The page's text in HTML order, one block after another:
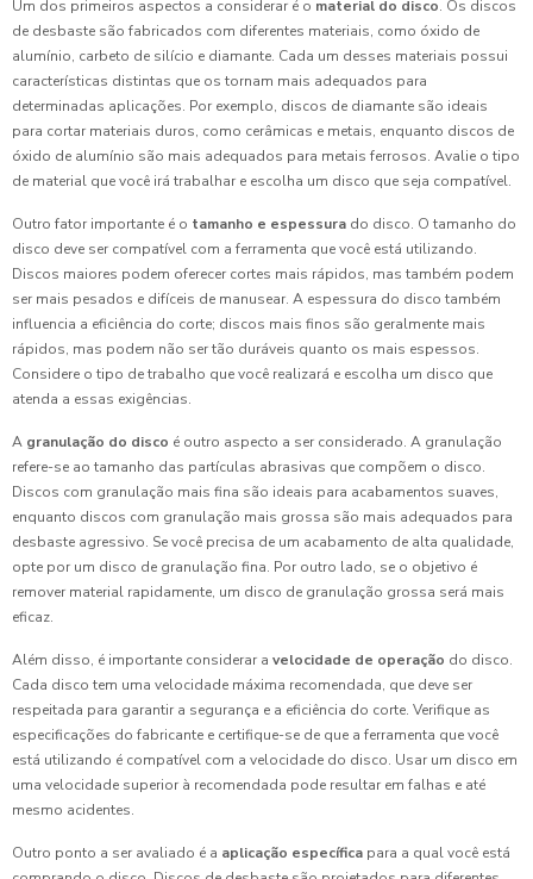
Um dos primeiros aspectos a considerar é o material do disco. Os discos
de desbaste são fabricados com diferentes materiais, como óxido de
alumínio, carbeto de silício e diamante. Cada um desses materiais possui
características distintas que os tornam mais adequados para
determinadas aplicações. Por exemplo, discos de diamante são ideais
para cortar materiais duros, como cerâmicas e metais, enquanto discos de
óxido de alumínio são mais adequados para metais ferrosos. Avalie o tipo
de material que você irá trabalhar e escolha um disco que seja compatível.
Outro fator importante é o tamanho e espessura do disco. O tamanho do
disco deve ser compatível com a ferramenta que você está utilizando.
Discos maiores podem oferecer cortes mais rápidos, mas também podem
ser mais pesados e difíceis de manusear. A espessura do disco também
influencia a eficiência do corte; discos mais finos são geralmente mais
rápidos, mas podem não ser tão duráveis quanto os mais espessos.
Considere o tipo de trabalho que você realizará e escolha um disco que
atenda a essas exigências.
A granulação do disco é outro aspecto a ser considerado. A granulação
refere-se ao tamanho das partículas abrasivas que compõem o disco.
Discos com granulação mais fina são ideais para acabamentos suaves,
enquanto discos com granulação mais grossa são mais adequados para
desbaste agressivo. Se você precisa de um acabamento de alta qualidade,
opte por um disco de granulação fina. Por outro lado, se o objetivo é
remover material rapidamente, um disco de granulação grossa será mais
eficaz.
Além disso, é importante considerar a velocidade de operação do disco.
Cada disco tem uma velocidade máxima recomendada, que deve ser
respeitada para garantir a segurança e a eficiência do corte. Verifique as
especificações do fabricante e certifique-se de que a ferramenta que você
está utilizando é compatível com a velocidade do disco. Usar um disco em
uma velocidade superior à recomendada pode resultar em falhas e até
mesmo acidentes.
Outro ponto a ser avaliado é a aplicação específica para a qual você está